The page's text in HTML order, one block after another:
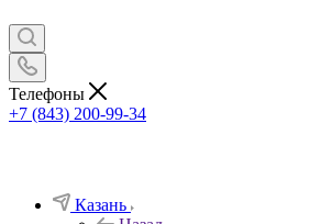
Телефоны
+7 (843) 200-99-34
Казань